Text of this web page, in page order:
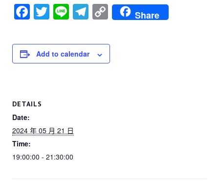
F
c
e
o
k
T
tt
er
Li
e
T
e
gr
C
o
p
y
Share
Add to calendar
DETAILS
Date:
2024 年 05 月 21 日
Time:
19:00:00 - 21:30:00